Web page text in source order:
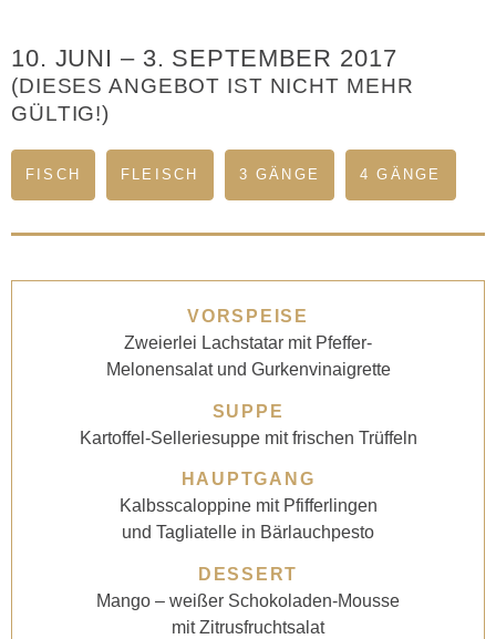
10. JUNI – 3. SEPTEMBER 2017
(DIESES ANGEBOT IST NICHT MEHR
GÜLTIG!)
FISCH FLEISCH 3 GÄNGE 4 GÄNGE
VORSPEISE
Zweierlei Lachstatar mit Pfeffer-
Melonensalat und Gurkenvinaigrette
SUPPE
Kartoffel-Selleriesuppe mit frischen Trüffeln
HAUPTGANG
Kalbsscaloppine mit Pfifferlingen
und Tagliatelle in Bärlauchpesto
DESSERT
Mango – weißer Schokoladen-Mousse
mit Zitrusfruchtsalat